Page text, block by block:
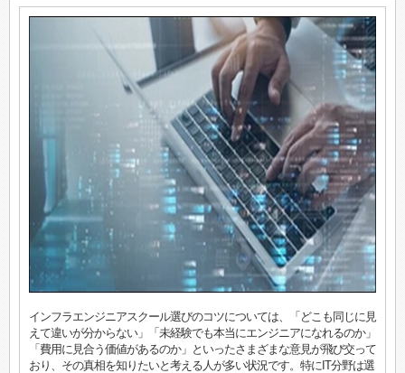
インフラエンジニアスクール選びのコツについては、「どこも同じに見
えて違いが分からない」「未経験でも本当にエンジニアになれるのか」
「費用に見合う価値があるのか」といったさまざまな意見が飛び交って
おり、その真相を知りたいと考える人が多い状況です。特にIT分野は選